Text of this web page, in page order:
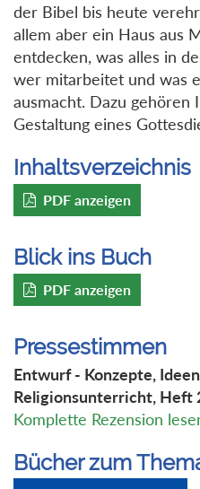
der Bibel bis heute
allem aber ein Haus aus
entdecken, was alles in
wer mitarbeitet und was
ausmacht. Dazu gehören
Gestaltung eines
Inhaltsverzeichnis
PDF anzeigen
Blick ins Buch
PDF anzeigen
Pressestimmen
Entwurf - Konzepte,
Religionsunterricht, Heft
Komplette Rezension
Bücher zum